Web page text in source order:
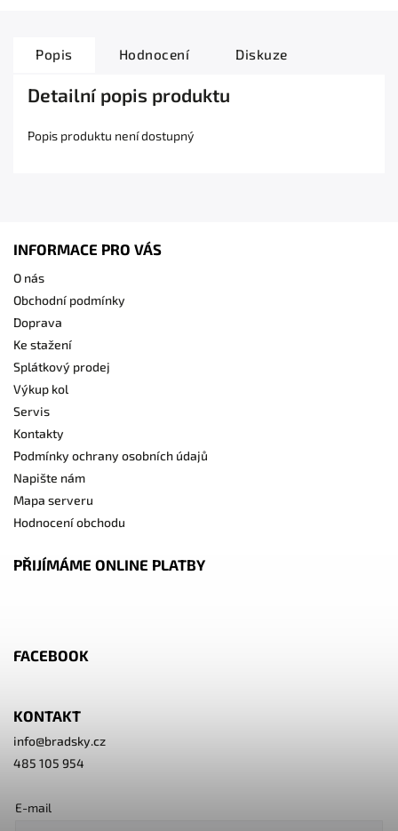
Popis Hodnocení Diskuze
Detailní popis produktu
Popis produktu není dostupný
INFORMACE PRO VÁS
O nás
Obchodní podmínky
Doprava
Ke stažení
Splátkový prodej
Výkup kol
Servis
Kontakty
Podmínky ochrany osobních údajů
Napište nám
Mapa serveru
Hodnocení obchodu
PŘIJÍMÁME ONLINE PLATBY
FACEBOOK
KONTAKT
info@bradsky.cz
485 105 954
E-mail